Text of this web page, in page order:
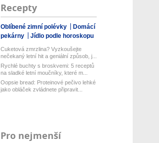
Recepty
Oblíbené zimní polévky
Domácí
pekárny
Jídlo podle horoskopu
Cuketová zmrzlina? Vyzkoušejte
nečekaný letní hit a geniální způsob, j...
Rychlé buchty s broskvemi: 5 receptů
na sladké letní moučníky, které m...
Oopsie bread: Proteinové pečivo lehké
jako obláček zvládnete připravit...
Pro nejmenší